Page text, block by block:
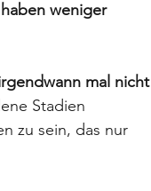
weniger
mal nicht
Stadien
zu sein, das nur